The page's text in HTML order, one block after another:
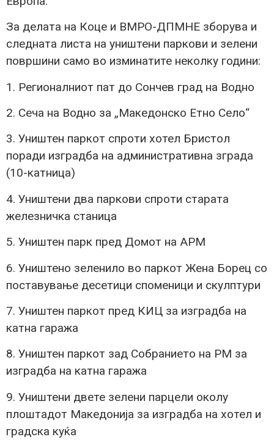
За делата на Коце и ВМРО-ДПМНЕ зборува и
следната листа на уништени паркови и зелени
површини само во изминатите неколку години:
1. Регионалниот пат до Сончев град на Водно
2. Сеча на Водно за „Македонско Етно Село“
3. Уништен паркот спроти хотел Бристол
поради изградба на административна зграда
(10-катница)
4. Уништени два паркови спроти старата
железничка станица
5. Уништен парк пред Домот на АРМ
6. Уништено зеленило во паркот Жена Борец со
поставување десетици споменици и скулптури
7. Уништен паркот пред КИЦ за изградба на
катна гаража
8. Уништен паркот зад Собранието на РМ за
изградба на катна гаража
9. Уништени двете зелени парцели околу
плоштадот Македонија за изградба на хотел и
градска куќа